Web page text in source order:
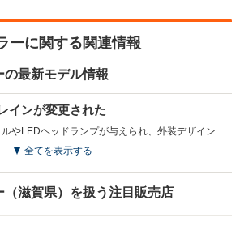
ーに関する関連情報
の最新モデル情報
インが変更された
全てを表示する
（滋賀県）を扱う注目販売店